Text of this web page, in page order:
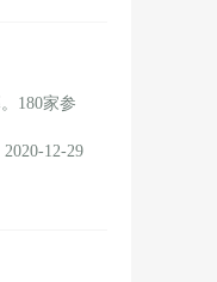
180家参
2020-12-29